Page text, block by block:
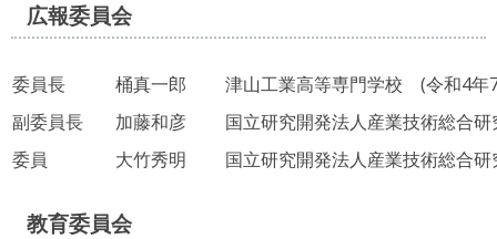
広報委員会
委員長 桶真一郎
津山工業高等専門学校 (令和4年
副委員長
加藤和彦
国立研究開発法人産業技術総合研
委員
大竹秀明 国立研究開発法人産業技術総合研
教育委員会